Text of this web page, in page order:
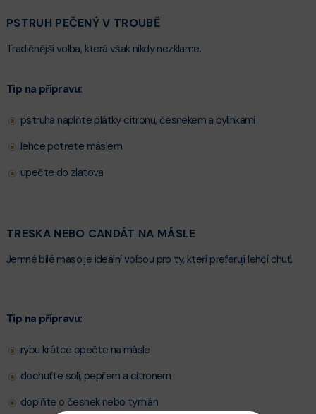
PSTRUH PEČENÝ V TROUBĚ
Tradičnější volba, která však nikdy nezklame.
Tip na přípravu:
pstruha naplňte plátky citronu, česnekem a bylinkami
lehce potřete máslem
upečte do zlatova
TRESKA NEBO CANDÁT NA MÁSLE
Jemné bílé maso je ideální volbou pro ty, kteří preferují lehčí chuť.
Tip na přípravu:
rybu krátce opečte na másle
dochuťte solí, pepřem a citronem
doplňte o česnek nebo tymián